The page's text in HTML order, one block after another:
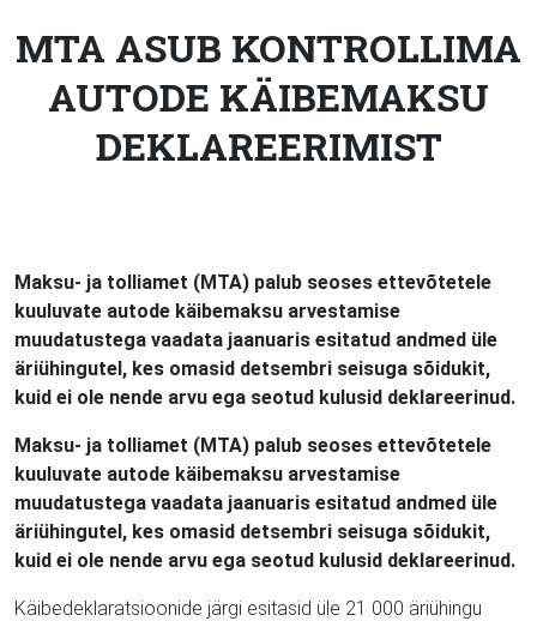
MTA ASUB KONTROLLIMA
AUTODE KÄIBEMAKSU
DEKLAREERIMIST
Maksu- ja tolliamet (MTA) palub seoses ettevõtetele
kuuluvate autode käibemaksu arvestamise
muudatustega vaadata jaanuaris esitatud andmed üle
äriühingutel, kes omasid detsembri seisuga sõidukit,
kuid ei ole nende arvu ega seotud kulusid deklareerinud.
Maksu- ja tolliamet (MTA) palub seoses ettevõtetele
kuuluvate autode käibemaksu arvestamise
muudatustega vaadata jaanuaris esitatud andmed üle
äriühingutel, kes omasid detsembri seisuga sõidukit,
kuid ei ole nende arvu ega seotud kulusid deklareerinud.
Käibedeklaratsioonide järgi esitasid üle 21 000 äriühingu